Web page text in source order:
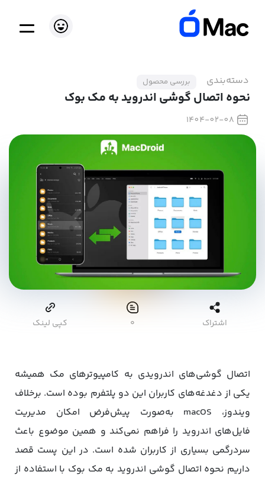
دسته‌بندی بررسی محصول
نحوه اتصال گوشی اندروید به مک بوک
1404-02-08
اشتراک ۰ کپی لینک
اتصال گوشی‌های اندرویدی به کامپیوترهای مک همیشه
یکی از دغدغه‌های کاربران این دو پلتفرم بوده است. برخلاف
ویندوز، macOS به‌صورت پیش‌فرض امکان مدیریت
فایل‌های اندروید را فراهم نمی‌کند و همین موضوع باعث
سردرگمی بسیاری از کاربران شده است. در این پست قصد
داریم نحوه اتصال گوشی اندروید به مک‌ بوک با استفاده از